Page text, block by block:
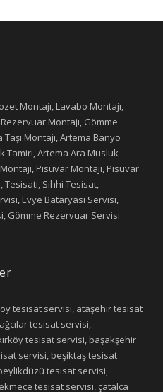
Montajı, Lavabo Montajı,
Montajı, Gömme
Montajı, Artema Banyo
Tamiri, Artema Ara Musluk
Pisuvar Montajı, Pisuvar
Tesisatı, Sıhhi Tesisat,
Evye Bataryası Servisi,
Gömme Rezervuar Servisi
tesisat servisi, ataşehir tesisat
tesisat servisi,
tesisat servisi, başakşehir
servisi, beşiktaş tesisat
tesisat servisi,
tesisat servisi, çatalca